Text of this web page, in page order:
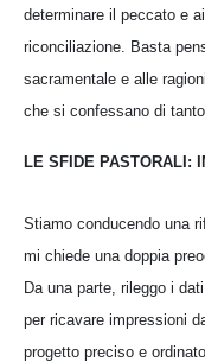
determinare il peccato e
riconciliazione. Basta
sacramentale e alle
che si confessano di
LE SFIDE PASTORALI:
Stiamo conducendo una
mi chiede una doppia
Da una parte, rileggo i
per ricavare impressioni
progetto preciso e